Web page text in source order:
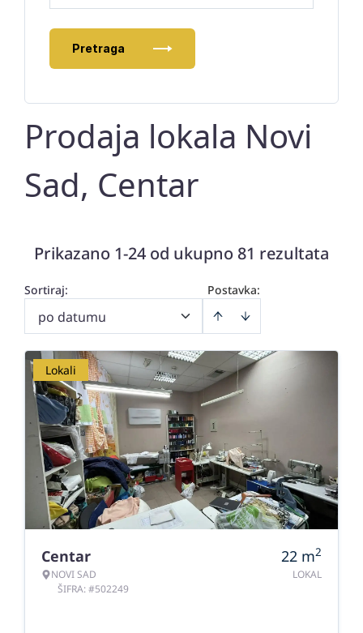
Pretraga
Prodaja lokala Novi
Sad, Centar
Prikazano 1-24 od ukupno 81 rezultata
Postavka:
Sortiraj:
po datumu
Lokali
Centar
NOVI SAD
ŠIFRA: #502249
22 m2
LOKAL